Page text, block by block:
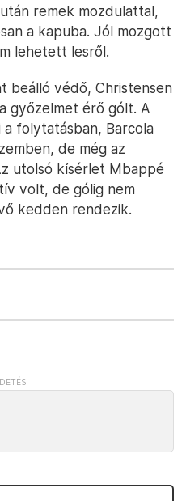
remek mozdulattal,
a kapuba. Jól mozgott
lehetett lesről.
beálló védő, Christensen
győzelmet érő gólt. A
folytatásban, Barcola
de még az
utolsó kísérlet Mbappé
volt, de gólig nem
kedden rendezik.